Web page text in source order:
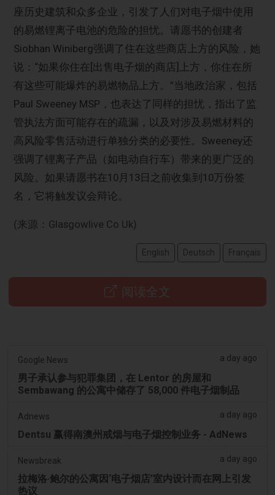
座历史建筑和众多企业，引发了人们对电子烟中使用
的易燃锂离子电池的危险的担忧。请愿书的创建者
Siobhan Winiberg强调了住在这些商店上方的风险，她
说：“如果你住在[出售电子烟的商店]上方，你住在所
有这些可能爆炸的易燃物品上方。”当地政治家，包括
Paul Sweeney MSP，也表达了同样的担忧，指出了监
管执法方面可能存在的疏漏，以及对涉及易燃材料的
高风险零售活动进行单独分类的必要性。Sweeney还
强调了锂离子产品（如电动自行车）带来的更广泛的
风险。如果请愿书在10月13日之前收集到10万份签
名，它将触发议会辩论。
(来源：Glasgowlive Co Uk)
English Deutsch Français
阅读全文
Google News a day ago
男子承认参与犯罪集团，在 Lentor 的房屋和
Sembawang 的公寓中储存了 58,000 件电子烟制品
Adnews a day ago
Dentsu 赢得南澳州戒烟与电子烟控制业务 - AdNews
Newsbreak a day ago
拉梅洛·鲍尔的公寓因‘电子烟店’室内设计而在网上引发
热议